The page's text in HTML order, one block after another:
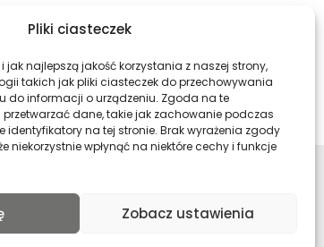
Pliki ciasteczek
jak najlepszą jakość korzystania z naszej strony,
takich jak pliki ciasteczek do przechowywania
do informacji o urządzeniu. Zgoda na te
dane, takie jak zachowanie podczas
na tej stronie. Brak wyrażenia zgody
niekorzystnie wpłynąć na niektóre cechy i funkcje
Zobacz ustawienia